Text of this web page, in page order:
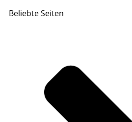
Beliebte Seiten